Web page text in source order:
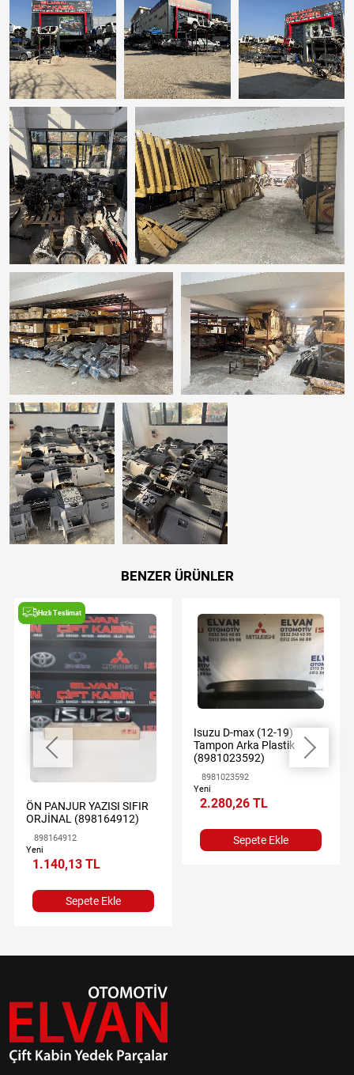
BENZER ÜRÜNLER
Hızlı Teslimat
ÖN PANJUR YAZISI SIFIR
ORJİNAL (898164912)
898164912
Yeni
1.140,13 TL
Sepete Ekle
Isuzu D-max (12-19)
Tampon Arka Plastik
(8981023592)
8981023592
Yeni
2.280,26 TL
Sepete Ekle